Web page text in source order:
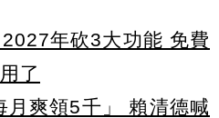
年砍3大功能 免費
了
月爽領5千」 賴清德喊